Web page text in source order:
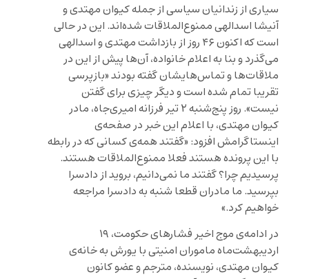
سیاری از زندانیان سیاسی از جمله کیوان مهتدی و
آنیشا اسدالهی ممنوع‌الملاقات شده‌اند. این در حالی
است که اکنون ۴۶ روز از بازداشت مهتدی و اسدالهی
می‌گذرد و بنا به اعلام خانواده‌، آن‌ها پیش از این در
ملاقات‌ها و تماس‌هایشان گفته بودند «بازپرسی
تقریبا تمام شده است و دیگر چیزی برای گفتن
نیست». روز پنج‌شنبه ۲ تیر فرزانه امیری‌جاه، مادر
کیوان مهتدی، با اعلام این خبر در صفحه‌ی
اینستاگرامش افزود: «گفتند همه‌ی کسانی که در رابطه
با این پرونده هستند فعلا ممنوع‌الملاقات هستند.
پرسیدیم چرا؟ گفتند ما نمی‌دانیم، بروید از دادسرا
بپرسید. ما مادران قطعا شنبه به دادسرا مراجعه
خواهیم کرد.»
در ادامه‌ی موج اخیر فشارهای حکومت، ۱۹
اردیبهشت‌ماه ماموران امنیتی با یورش به خانه‌ی
کیوان مهتدی، نویسنده، مترجم و عضو کانون